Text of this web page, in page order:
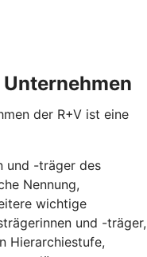
der R+V ist eine
und -träger des
Nennung,
wichtige
und -träger,
Hierarchiestufe,